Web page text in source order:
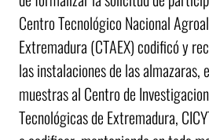
Centro Tecnológico Nacional
Extremadura (CTAEX) codificó y
las instalaciones de las almazaras,
muestras al Centro de
Tecnológicas de Extremadura,